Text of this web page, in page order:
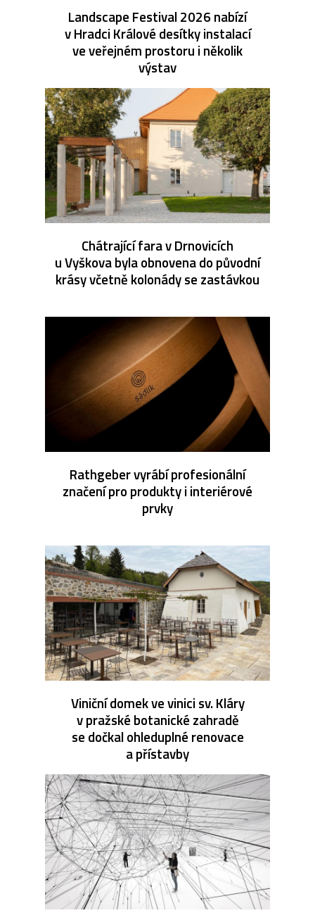
Landscape Festival 2026 nabízí
v Hradci Králové desítky instalací
ve veřejném prostoru i několik
výstav
Chátrající fara v Drnovicích
u Vyškova byla obnovena do původní
krásy včetně kolonády se zastávkou
Rathgeber vyrábí profesionální
značení pro produkty i interiérové
prvky
Viniční domek ve vinici sv. Kláry
v pražské botanické zahradě
se dočkal ohleduplné renovace
a přístavby